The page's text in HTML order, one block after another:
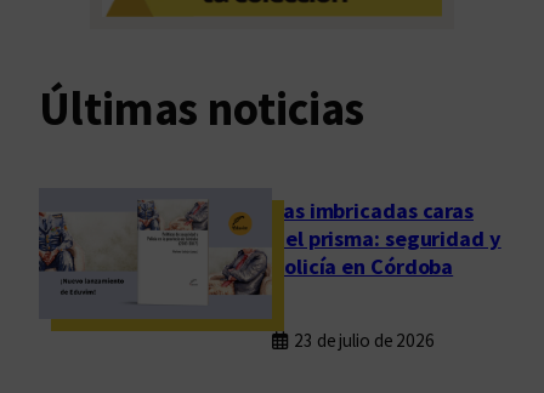
g
p
p
i
o
Últimas noticias
Las imbricadas caras
del prisma: seguridad y
policía en Córdoba
23 de julio de 2026